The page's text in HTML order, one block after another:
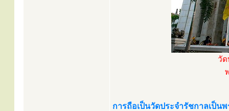
วัด
การถือเป็นวัดประจำรัชกาลเป็น